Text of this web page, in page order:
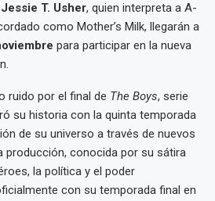
Jessie T. Usher, quien interpreta a A-
como Mother’s Milk, llegarán a
para participar en la nueva
ruido por el final de The Boys, serie
su historia con la quinta temporada
de su universo a través de nuevos
producción, conocida por su sátira
la política y el poder
con su temporada final en